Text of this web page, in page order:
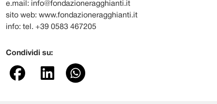
e.mail: info@fondazioneragghianti.it
sito web: www.fondazioneragghianti.it
info: tel. +39 0583 467205
Condividi su: